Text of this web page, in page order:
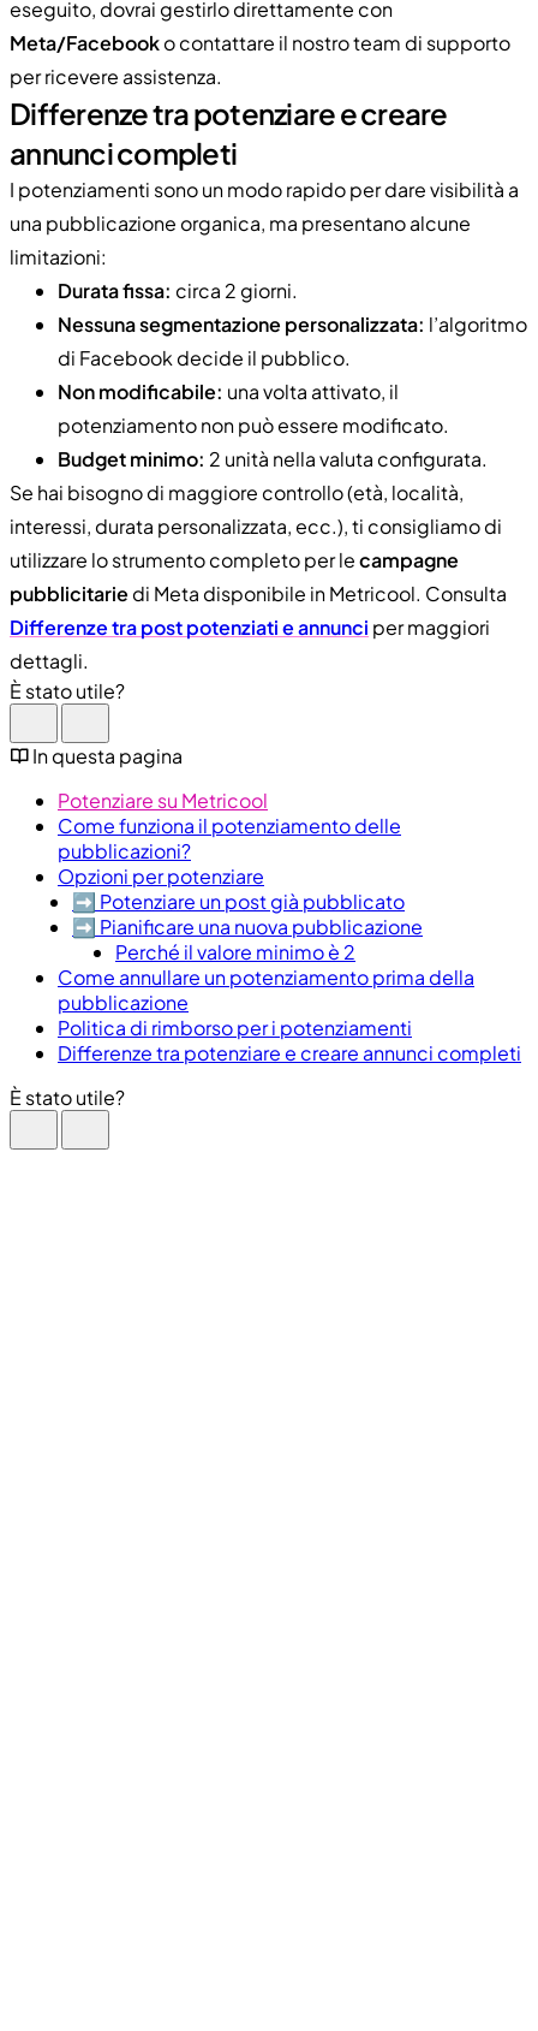
eseguito, dovrai gestirlo direttamente con
Meta/Facebooko contattare il nostro team di supporto
per ricevere assistenza.
Differenze tra potenziare e creare
annunci completi
I potenziamenti sono un modo rapido per dare visibilità a
una pubblicazione organica, ma presentano alcune
limitazioni:
Durata fissa: circa 2 giorni.
Nessuna segmentazione personalizzata: l’algoritmo
di Facebook decide il pubblico.
Non modificabile: una volta attivato, il
potenziamento non può essere modificato.
Budget minimo: 2 unità nella valuta configurata.
Se hai bisogno di maggiore controllo (età, località,
interessi, durata personalizzata, ecc.), ti consigliamo di
utilizzare lo strumento completo per lecampagne
pubblicitarie di Meta disponibile in Metricool. Consulta
Differenze tra post potenziati e annunci per maggiori
dettagli.
È stato utile?
In questa pagina
Potenziare su Metricool
Come funziona il potenziamento delle
pubblicazioni?
Opzioni per potenziare
➡️​ Potenziare un post già pubblicato
➡️​ Pianificare una nuova pubblicazione
Perché il valore minimo è 2
Come annullare un potenziamento prima della
pubblicazione
Politica di rimborso per i potenziamenti
Differenze tra potenziare e creare annunci completi
È stato utile?